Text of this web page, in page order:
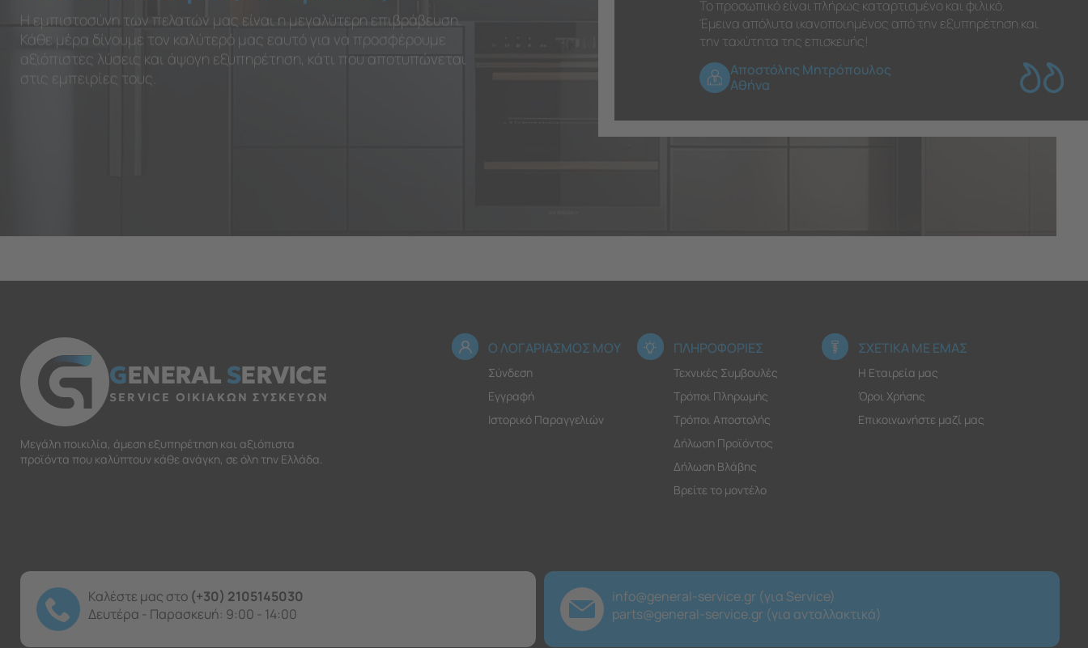
Η εμπιστοσύνη των πελατών μας είναι η μεγαλύτερη επιβράβευση.
Κάθε μέρα δίνουμε τον καλύτερό μας εαυτό για να προσφέρουμε
αξιόπιστες λύσεις και άψογη εξυπηρέτηση, κάτι που αποτυπώνεται
στις εμπειρίες τους.
Το προσωπικό είναι πλήρως καταρτισμένο και φιλικό.
Έμεινα απόλυτα ικανοποιημένος από την εξυπηρέτηση και
την ταχύτητα της επισκευής!
Αποστόλης Μητρόπουλος
Αθήνα
GENERALSERVICE
SERVICE ΟΙΚΙΑΚΩΝ ΣΥΣΚΕΥΩΝ
Μεγάλη ποικιλία, άμεση εξυπηρέτηση και αξιόπιστα
προϊόντα που καλύπτουν κάθε ανάγκη, σε όλη την Ελλάδα.
Ο ΛΟΓΑΡΙΑΣΜΟΣ ΜΟΥ
Σύνδεση
Εγγραφή
Ιστορικό Παραγγελιών
ΠΛΗΡΟΦΟΡΙΕΣ
Τεχνικές Συμβουλές
Τρόποι Πληρωμής
Τρόποι Αποστολής
Δήλωση Προϊόντος
Δήλωση Βλάβης
Βρείτε το μοντέλο
ΣΧΕΤΙΚΑ ΜΕ ΕΜΑΣ
Η Εταιρεία μας
Όροι Χρήσης
Επικοινωνήστε μαζί μας
Καλέστε μας στο (+30) 2105145030
Δευτέρα - Παρασκευή: 9:00 - 14:00
info@general-service.gr (για Service)
parts@general-service.gr (για ανταλλακτικά)